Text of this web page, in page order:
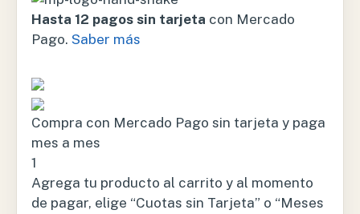
Hasta 12 pagos sin tarjeta con Mercado
Pago. Saber más
Compra con Mercado Pago sin tarjeta y paga
mes a mes
1
Agrega tu producto al carrito y al momento
de pagar, elige “Cuotas sin Tarjeta” o “Meses